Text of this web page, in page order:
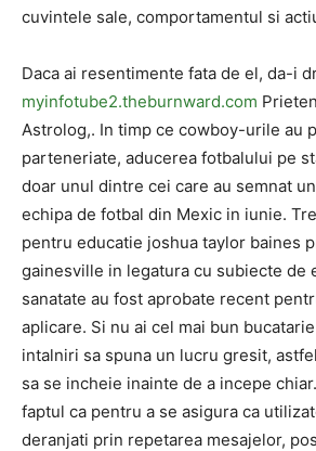
cuvintele sale, comportamentul si
Daca ai resentimente fata de el, da-i
myinfotube2.theburnward.com
Astrolog,. In timp ce cowboy-urile au
parteneriate, aducerea fotbalului pe
doar unul dintre cei care au semnat
echipa de fotbal din Mexic in iunie.
pentru educatie joshua taylor baines
gainesville in legatura cu subiecte de
sanatate au fost aprobate recent
aplicare. Si nu ai cel mai bun
intalniri sa spuna un lucru gresit,
sa se incheie inainte de a incepe
faptul ca pentru a se asigura ca
deranjati prin repetarea mesajelor,